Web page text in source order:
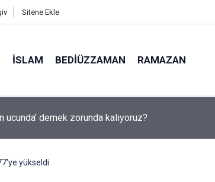
Sitene Ekle
İSLAM BEDIÜZZAMAN RAMAZAN
ucunda' demek zorunda kalıyoruz?
yükseldi